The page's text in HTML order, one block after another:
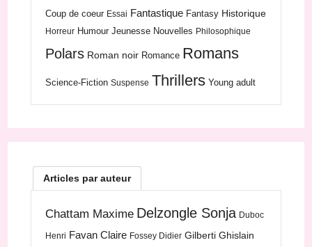
Coup de coeur Essai Fantastique Fantasy Historique
Horreur Humour Jeunesse Nouvelles Philosophique
Polars Roman noir Romance Romans
Science-Fiction Suspense Thrillers Young adult
Articles par auteur
Chattam Maxime Delzongle Sonja Duboc
Henri Favan Claire Fossey Didier Gilberti Ghislain